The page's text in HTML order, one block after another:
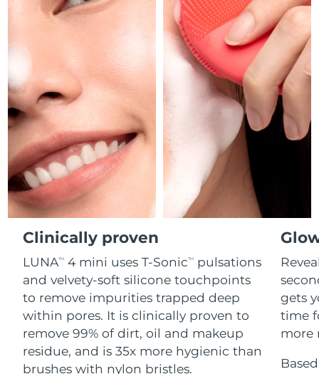
Clinically proven
LUNATM 4 mini uses T-SonicTM
pulsations
and velvety-soft silicone touchpoints
to remove impurities trapped deep
within pores. It is clinically proven to
remove 99% of dirt, oil and makeup
residue, and is 35x more hygienic than
brushes with nylon bristles.
gets
time
more
FAQ™護膚品
All FAQ™ skincare
FAQ™產品
All anti-aging treatments
FAQ™護膚品
All FAQ™ skincare
FAQ™產品
All LED treatments
FAQ™產品
All hair treatments
FAQ™ skincare
All FAQ™ skincare
FAQ™ products
All toning treatments
脫毛
PEACH™ 2 Pro Max
Professional IPL hair removal device
PEACH™ 2
IPL hair removal
PEACH™ 2 go
Travel-friendly IPL hair removal
PEACH™ Cooling Prep Gel
Cooling IPL hair removal gel
身體護理
BEAR™ 2 body
Microcurrent body toning
LUNA™ 4 body
Massaging body brush
SUPERCHARGED™ serum
Firming body serum
痘肌護理
ESPADA™ 2 plus
Recurring acne LED therapy
ESPADA™ 2
Acne treatment device
ESPADA™ Blemish Solution
Concentrated acne gel
ESPADA™ 設備
All acne treatment devices
眼部護理
BEAR™ 2 eyes & lips
Microcurrent line smoothing device
IRIS™ 2
Rejuvenating eye massager
眼部護膚
Advanced eye care treatment
眼部護理設備
All revitalizing eye massagers
毛孔護理
KIWI™ derma
Diamond microdermabrasion .
KIWI™
Blackhead remover
KIWI™ 皮肤护理
LUNA™ 4 hair
2-in-1 LED scalp massager
FLIP™ play advanced
LED light hairbrush
LUNA™ Dual-Peptide Scalp
Serum
牙齒美白
NEW
issa™ Teeth Whitening Set
Dual LED + sonic device & 18% PAP gel
issa™ Teeth Whitening Gel
更多的
法國 預計送達日期 8/9/26
預計送達日期8/13/26
德國 預計送達日期 8/9/26
直布羅陀 預計送達日期 8/13/26
希臘 預計送達日期 8/9/26
中國香港特別行政區 預計送達日期
匈牙利 預計送達日期
冰島 8/10/26
印尼 預計送達日期 8/7/26
愛爾蘭 8/9/26
曼島 預計送達日期